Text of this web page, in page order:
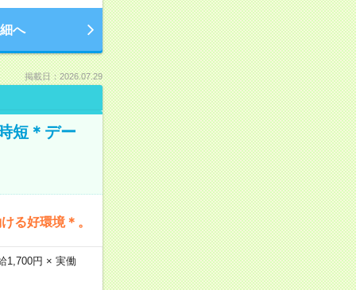
へ
掲載日：2026.07.29
短＊デー
る好環境＊。
1,700円 × 実働